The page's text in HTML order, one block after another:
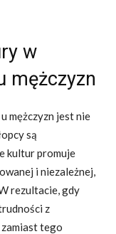
w
mężczyzn
mężczyzn jest nie
są
kultur promuje
i niezależnej,
rezultacie, gdy
z
tego